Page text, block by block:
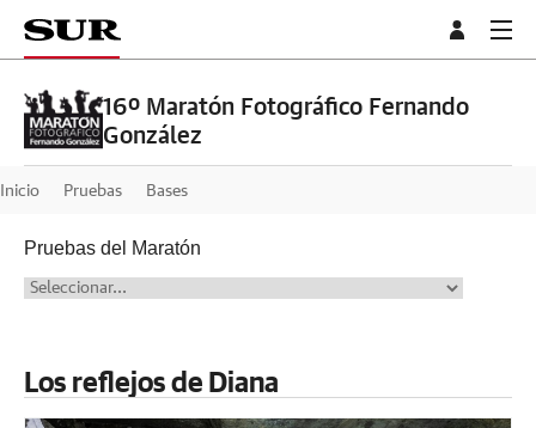
16º Maratón Fotográfico Fernando
González
Inicio Pruebas Bases
Pruebas del Maratón
Los reflejos de Diana